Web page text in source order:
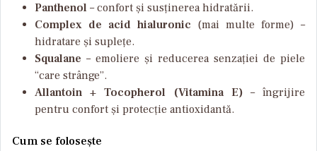
Panthenol – confort și susținerea hidratării.
Complex de acid hialuronic (mai multe forme) –
hidratare și suplețe.
Squalane – emoliere și reducerea senzației de piele
“care strânge”.
Allantoin +Tocopherol (Vitamina E)– îngrijire
pentru confort și protecție antioxidantă.
Cum se folosește